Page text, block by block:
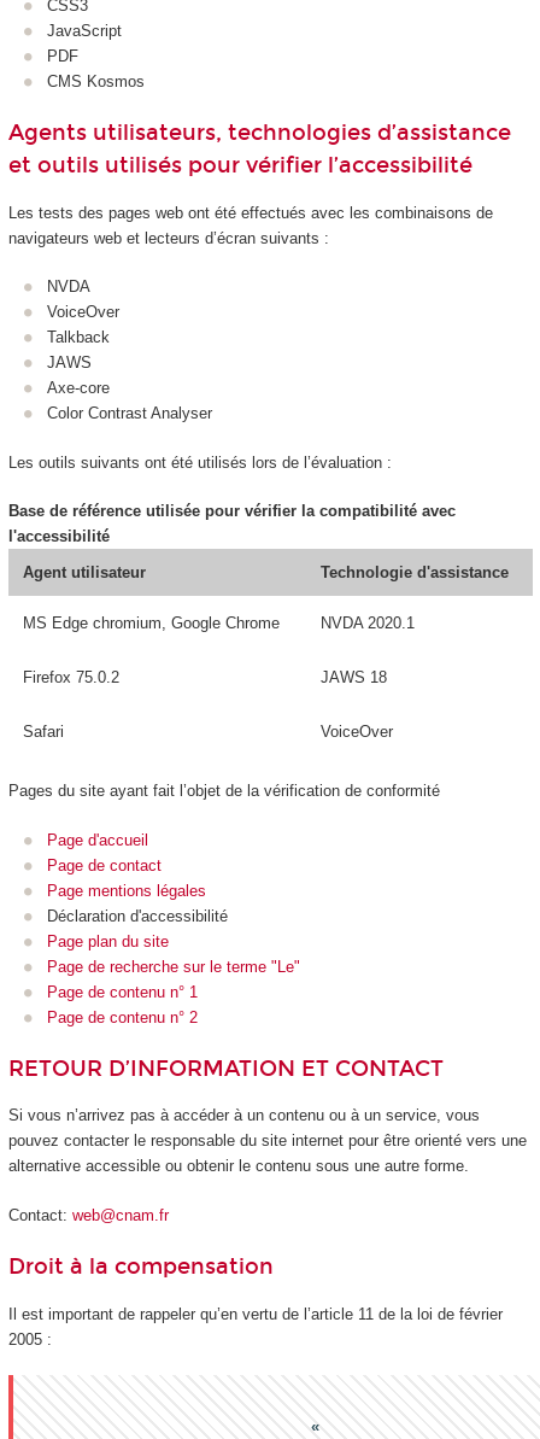
CSS3
JavaScript
PDF
CMS Kosmos
Agents utilisateurs, technologies d’assistance
et outils utilisés pour vérifier l’accessibilité
Les tests des pages web ont été effectués avec les combinaisons de
navigateurs web et lecteurs d’écran suivants :
NVDA
VoiceOver
Talkback
JAWS
Axe-core
Color Contrast Analyser
Les outils suivants ont été utilisés lors de l’évaluation :
Base de référence utilisée pour vérifier la compatibilité avec
l'accessibilité
Agent utilisateur
Technologie d'assistance
MS Edge chromium, Google Chrome NVDA 2020.1
Firefox 75.0.2 JAWS 18
Safari VoiceOver
Pages du site ayant fait l’objet de la vérification de conformité
Page d'accueil
Page de contact
Page mentions légales
Déclaration d'accessibilité
Page plan du site
Page de recherche sur le terme "Le"
Page de contenu n° 1
Page de contenu n° 2
RETOUR D’INFORMATION ET CONTACT
Si vous n’arrivez pas à accéder à un contenu ou à un service, vous
pouvez contacter le responsable du site internet pour être orienté vers une
alternative accessible ou obtenir le contenu sous une autre forme.
Contact: web@cnam.fr
Droit à la compensation
Il est important de rappeler qu’en vertu de l’article 11 de la loi de février
2005 :